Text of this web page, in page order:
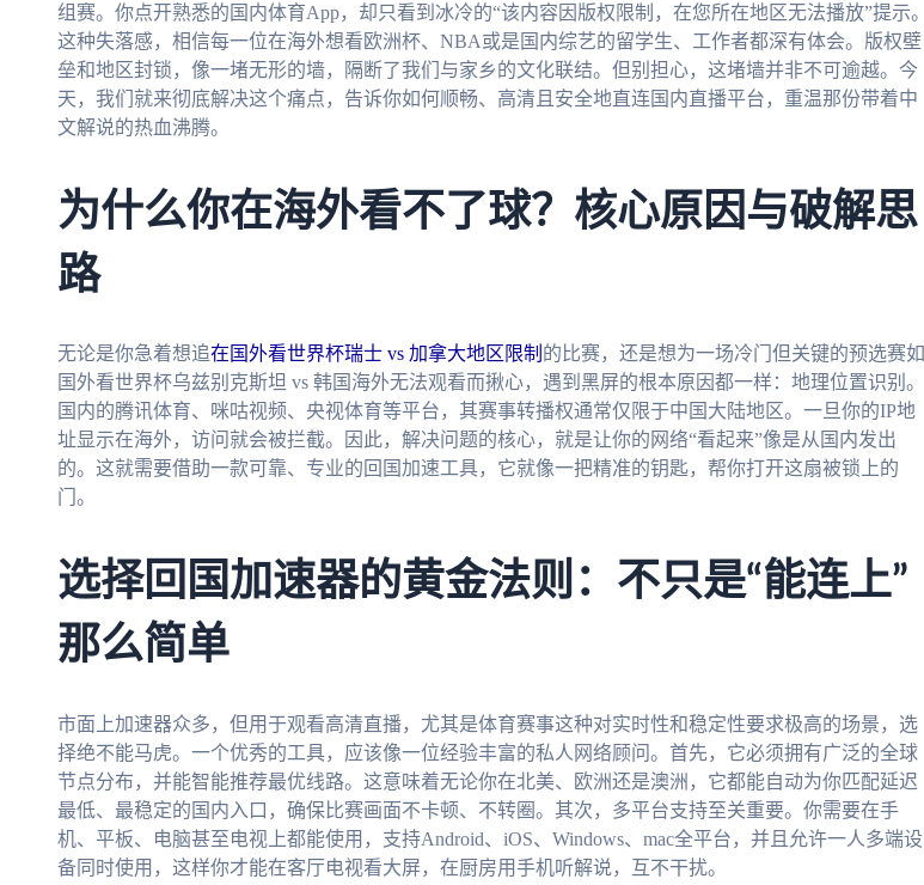
组赛。你点开熟悉的国内体育App，却只看到冰冷的“该内容因版权限制，在您所在地区无法播放”提示。
这种失落感，相信每一位在海外想看欧洲杯、NBA或是国内综艺的留学生、工作者都深有体会。版权壁
垒和地区封锁，像一堵无形的墙，隔断了我们与家乡的文化联结。但别担心，这堵墙并非不可逾越。今
天，我们就来彻底解决这个痛点，告诉你如何顺畅、高清且安全地直连国内直播平台，重温那份带着中
文解说的热血沸腾。
为什么你在海外看不了球？核心原因与破解思
路
无论是你急着想追在国外看世界杯瑞士 vs 加拿大地区限制 的比赛，还是想为一场冷门但关键的预选赛如
国外看世界杯乌兹别克斯坦 vs 韩国海外无法观看而揪心，遇到黑屏的根本原因都一样：地理位置识别。
国内的腾讯体育、咪咕视频、央视体育等平台，其赛事转播权通常仅限于中国大陆地区。一旦你的IP地
址显示在海外，访问就会被拦截。因此，解决问题的核心，就是让你的网络“看起来”像是从国内发出
的。这就需要借助一款可靠、专业的回国加速工具，它就像一把精准的钥匙，帮你打开这扇被锁上的
门。
选择回国加速器的黄金法则：不只是“能连上”
那么简单
市面上加速器众多，但用于观看高清直播，尤其是体育赛事这种对实时性和稳定性要求极高的场景，选
择绝不能马虎。一个优秀的工具，应该像一位经验丰富的私人网络顾问。首先，它必须拥有广泛的全球
节点分布，并能智能推荐最优线路。这意味着无论你在北美、欧洲还是澳洲，它都能自动为你匹配延迟
最低、最稳定的国内入口，确保比赛画面不卡顿、不转圈。其次，多平台支持至关重要。你需要在手
机、平板、电脑甚至电视上都能使用，支持Android、iOS、Windows、mac全平台，并且允许一人多端设
备同时使用，这样你才能在客厅电视看大屏，在厨房用手机听解说，互不干扰。